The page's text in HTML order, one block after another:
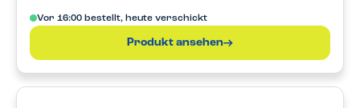
Vor 16:00 bestellt, heute verschickt
Produkt ansehen